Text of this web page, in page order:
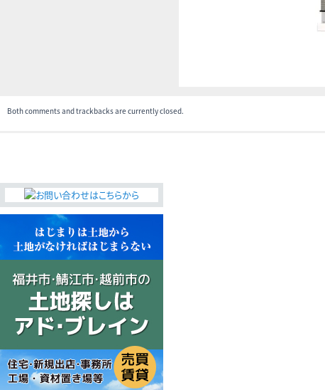
Both comments and trackbacks are currently closed.